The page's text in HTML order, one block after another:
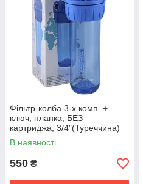
Фільтр-колба 3-х комп. +
ключ, планка, БЕЗ
картриджа, 3/4″(Туреччина)
В наявності
550 ₴